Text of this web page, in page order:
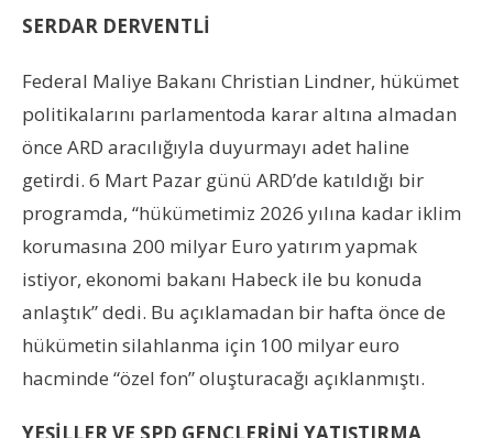
SERDAR DERVENTLİ
Federal Maliye Bakanı Christian Lindner, hükümet
politikalarını parlamentoda karar altına almadan
önce ARD aracılığıyla duyurmayı adet haline
getirdi. 6 Mart Pazar günü ARD’de katıldığı bir
programda, “hükümetimiz 2026 yılına kadar iklim
korumasına 200 milyar Euro yatırım yapmak
istiyor, ekonomi bakanı Habeck ile bu konuda
anlaştık” dedi. Bu açıklamadan bir hafta önce de
hükümetin silahlanma için 100 milyar euro
hacminde “özel fon” oluşturacağı açıklanmıştı.
YEŞİLLER VE SPD GENÇLERİNİ YATIŞTIRMA